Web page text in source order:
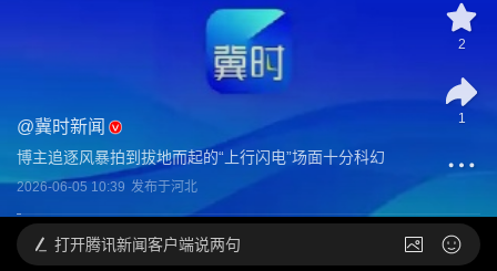
@冀时新闻
博主追逐风暴拍到拔地而起的“上行闪电”场面十分科幻
2026-06-05 10:39 发布于河北
2
1
打开腾讯新闻客户端说两句